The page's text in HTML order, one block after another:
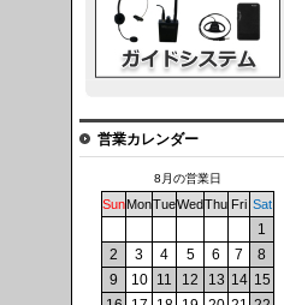
営業カレンダー
8月の営業日
SunMonTueWedThu Fri Sat
1
2
3 4 5 6 7
8
9
10 11 12 13 14 15